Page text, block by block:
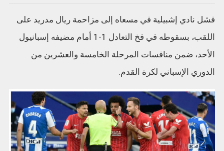
فشل نادي إشبيلية في مسعاه إلى مزاحمة ريال مدريد على
اللقب، بسقوطه في فخ التعادل 1-1 أمام مضيفه إسبانيول
الأحد، ضمن منافسات المرحلة الخامسة والعشرين من
الدوري الإسباني لكرة القدم.